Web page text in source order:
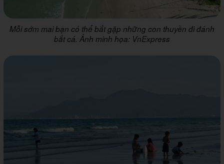
Mỗi sớm mai bạn có thể bắt gặp những con thuyền đi đánh
bắt cá. Ảnh minh họa: VnExpress